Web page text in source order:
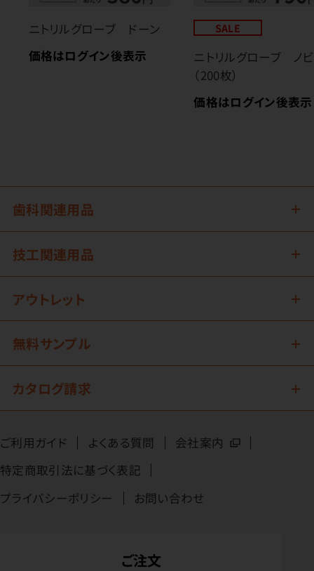
ニトリルグローブ ドーン
価格はログイン後表示
SALE
ニトリルグローブ ノ
（200枚）
価格はログイン後表示
歯科関連用品
技工関連用品
アウトレット
無料サンプル
カタログ請求
ご利用ガイド よくある質問
会社案内
特定商取引法に基づく表記
プライバシーポリシー
お問い合わせ
ご注文